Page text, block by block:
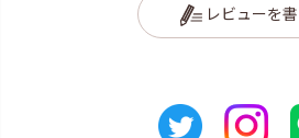
レビューを書